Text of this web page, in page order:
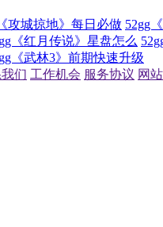
攻城掠地》每日必做 52gg
《红月传说》星盘怎么
《武林3》前期快速升级
们 工作机会 服务协议 网